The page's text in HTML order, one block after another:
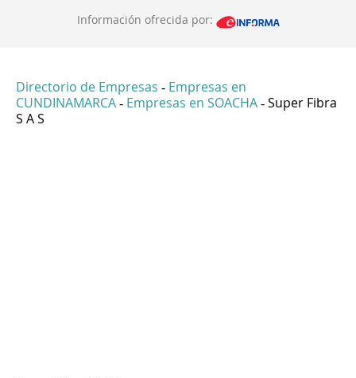
Información ofrecida por:
Directorio de Empresas - Empresas en
CUNDINAMARCA - Empresas en SOACHA - Super Fibra
S A S